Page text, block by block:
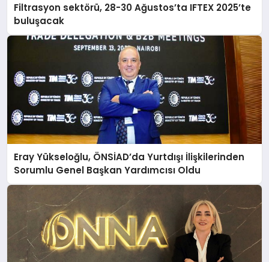
Filtrasyon sektörü, 28-30 Ağustos’ta IFTEX 2025’te
buluşacak
Eray Yükseloğlu, ÖNSİAD’da Yurtdışı İlişkilerinden
Sorumlu Genel Başkan Yardımcısı Oldu